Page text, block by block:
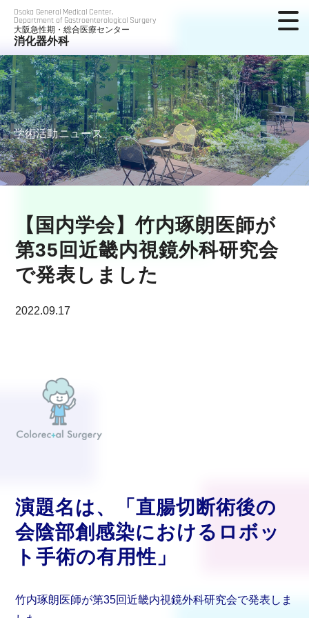
Osaka General Medical Center,
Department of Gastroenterological Surgery
大阪急性期・総合医療センター
消化器外科
学術活動ニュース
【国内学会】竹内琢朗医師が
第35回近畿内視鏡外科研究会
で発表しました
2022.09.17
演題名は、「直腸切断術後の
会陰部創感染におけるロボッ
ト手術の有用性」
竹内琢朗医師が第35回近畿内視鏡外科研究会で発表しま